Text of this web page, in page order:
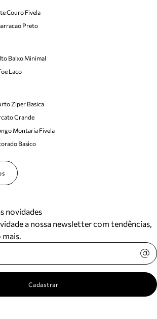
Couro Fivela
Preto
Baixo Minimal
Laco
Ziper Basica
Grande
Montaria Fivela
Basico
novidades
a nossa newsletter com tendências,
Cadastrar